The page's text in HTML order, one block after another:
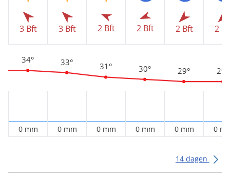
3 Bft
34°
0 mm
3 Bft
33°
0 mm
2 Bft
31°
0 mm
2 Bft
30°
0 mm
2 Bft
29°
0 mm
2
29°
0
14 dagen